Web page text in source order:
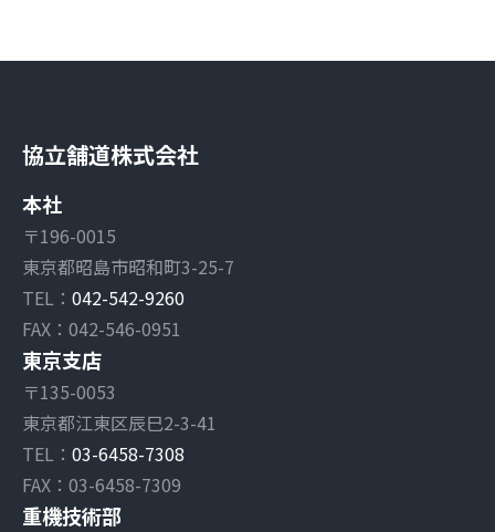
協立舗道株式会社
本社
〒196-0015
東京都昭島市昭和町3-25-7
TEL： 042-542-9260
FAX：042-546-0951
東京支店
〒135-0053
東京都江東区辰巳2-3-41
TEL： 03-6458-7308
FAX：03-6458-7309
重機技術部